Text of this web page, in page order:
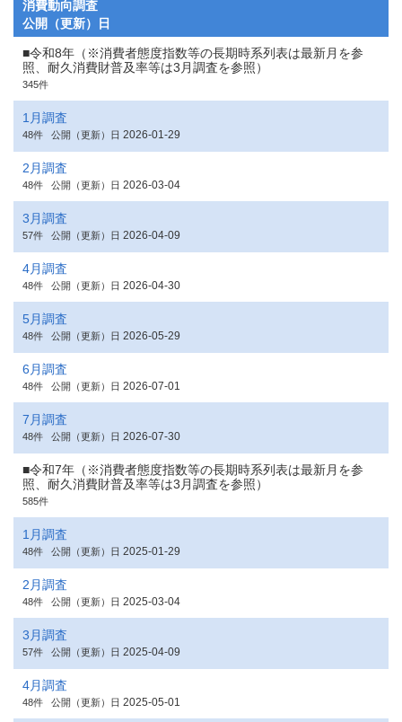
消費動向調査
公開（更新）日
■令和8年（※消費者態度指数等の長期時系列表は最新月を参
照、耐久消費財普及率等は3月調査を参照）
345件
1月調査
48件 公開（更新）日 2026-01-29
2月調査
48件 公開（更新）日 2026-03-04
3月調査
57件 公開（更新）日 2026-04-09
4月調査
48件 公開（更新）日 2026-04-30
5月調査
48件 公開（更新）日 2026-05-29
6月調査
48件 公開（更新）日 2026-07-01
7月調査
48件 公開（更新）日 2026-07-30
■令和7年（※消費者態度指数等の長期時系列表は最新月を参
照、耐久消費財普及率等は3月調査を参照）
585件
1月調査
48件 公開（更新）日 2025-01-29
2月調査
48件 公開（更新）日 2025-03-04
3月調査
57件 公開（更新）日 2025-04-09
4月調査
48件 公開（更新）日 2025-05-01